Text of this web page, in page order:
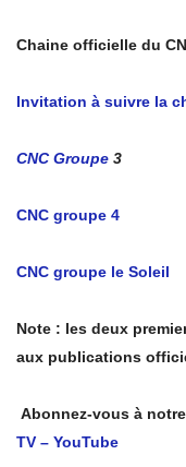
Chaine officielle du
Invitation à suivre la
CNC Groupe 3
CNC groupe 4
CNC groupe le Soleil
Note : les deux
aux publications
Abonnez-vous à
TV – YouTube